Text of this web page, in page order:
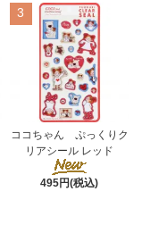
3
ココちゃん ぷっくりク
リアシール レッド
495円(税込)